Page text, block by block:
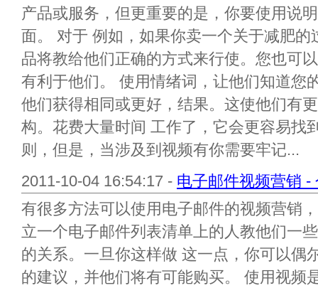
产品或服务，但更重要的是，你要使用说
面。 对于 例如，如果你卖一个关于减肥
品将教给他们正确的方式来行使。您也可
有利于他们。 使用情绪词，让他们知道您
他们获得相同或更好，结果。这使他们有
构。花费大量时间 工作了，它会更容易找
则，但是，当涉及到视频有你需要牢记...
2011-10-04 16:54:17 - 电子邮件视频营销 -
有很多方法可以使用电子邮件的视频营销
立一个电子邮件列表清单上的人教他们一
的关系。一旦你这样做 这一点，你可以偶
的建议，并他们将有可能购买。 使用视频